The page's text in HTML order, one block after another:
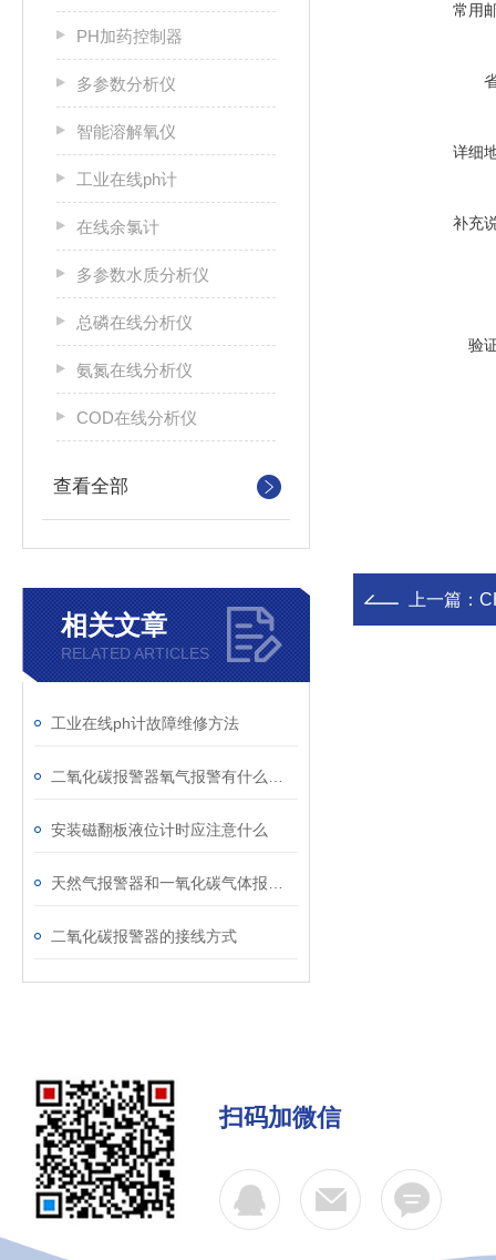
PH加药控制器
多参数分析仪
智能溶解氧仪
工业在线ph计
在线余氯计
多参数水质分析仪
总磷在线分析仪
氨氮在线分析仪
COD在线分析仪
查看全部
相关文章
RELATED ARTICLES
工业在线ph计故障维修方法
安装磁翻板液位计时应注意什么
二氧化碳报警器的接线方式
常用
详细
补充
验
上一篇：
扫码加微信